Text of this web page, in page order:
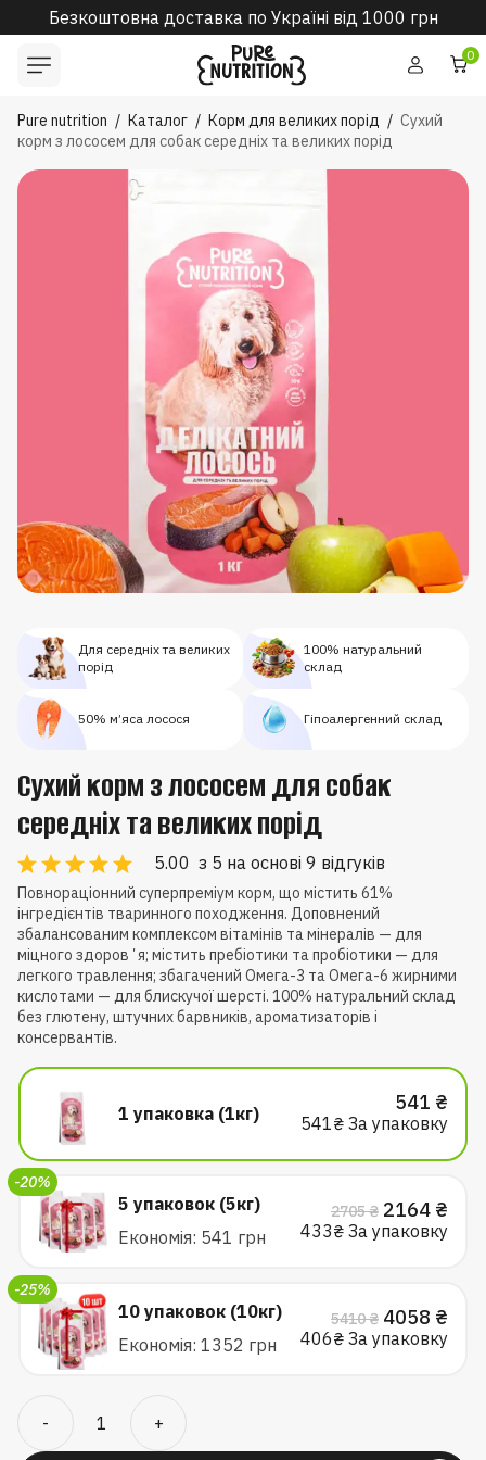
Безкоштовна доставка по Україні від 1000 грн
0
Pure nutrition / Каталог / Корм для великих порід / Сухий
корм з лососем для собак середніх та великих порід
Для середніх та великих
порід
100% натуральний
склад
50% м’яса лосося Гіпоалергенний склад
Сухий корм з лососем для собак
середніх та великих порід
5.00 з 5 на основі 9 відгуків
Повнораціонний суперпреміум корм, що містить 61%
інгредієнтів тваринного походження. Доповнений
збалансованим комплексом вітамінів та мінералів — для
міцного здоровʼя; містить пребіотики та пробіотики — для
легкого травлення; збагачений Омега-3 та Омега-6 жирними
кислотами — для блискучої шерсті. 100% натуральний склад
без глютену, штучних барвників, ароматизаторів і
консервантів.
1 упаковка (1кг) 541 ₴
541₴ За упаковку
5 упаковок (5кг)
Економія: 541 грн
-20%
2705₴
ціна:
2705 ₴.
2164 ₴
433₴ За упаковку
10 упаковок (10кг)
Економія: 1352 грн
-25%
5410₴
ціна:
5410 ₴.
4058 ₴
406₴ За упаковку
-
корм
з
+